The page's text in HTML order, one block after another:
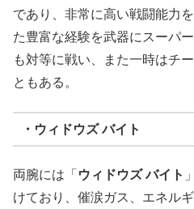
であり、非常に高い戦闘能力
た豊富な経験を武器にスーパ
も対等に戦い、また一時はチ
ともある。
・ウィドウズ バイト
両腕には「 ウィドウズ バイト
けており、催涙ガス、エネル